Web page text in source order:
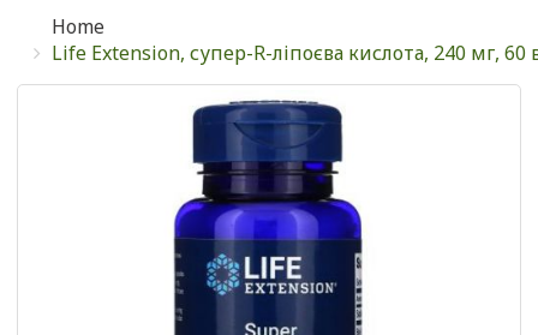
Home
Life Extension, супер-R-ліпоєва кислота, 240 мг, 60